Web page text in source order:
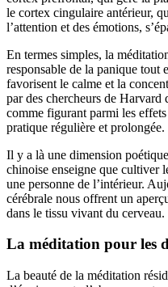
le cortex cingulaire antérieur,
l’attention et des émotions,
En termes simples, la
responsable de la panique tout
favorisent le calme et la
par des chercheurs de
comme figurant parmi les
pratique régulière et prolongée.
Il y a là une dimension
chinoise enseigne que cultiver
une personne de l’intérieur.
cérébrale nous offrent un
dans le tissu vivant du cerveau.
La méditation pour les
La beauté de la méditation